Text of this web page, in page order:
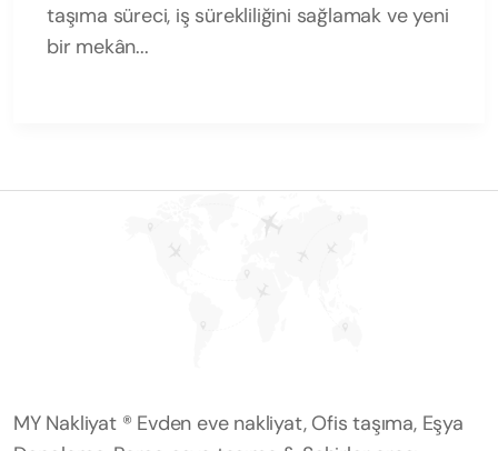
taşıma süreci, iş sürekliliğini sağlamak ve yeni
bir mekân...
MY Nakliyat ® Evden eve nakliyat, Ofis taşıma, Eşya